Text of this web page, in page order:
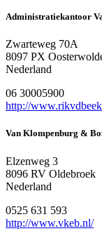
Administratiekantoor
Zwarteweg 70A
8097 PX
Nederland
06 30005900
http://
Van Klompenburg &
Elzenweg 3
8096 RV Oldebroek
Nederland
0525 631 593
http://www.vkeb.nl/